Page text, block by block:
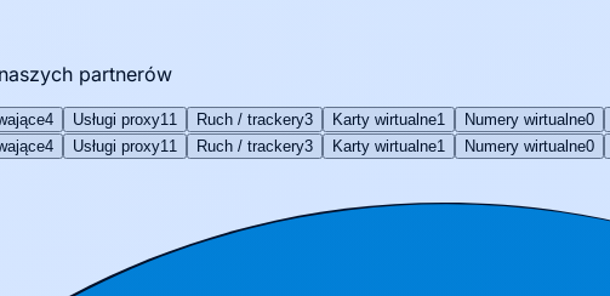
partnerów
4 Usługi proxy11 Ruch / trackery3 Karty wirtualne1 Numery wirtualne0
4 Usługi proxy11 Ruch / trackery3 Karty wirtualne1 Numery wirtualne0